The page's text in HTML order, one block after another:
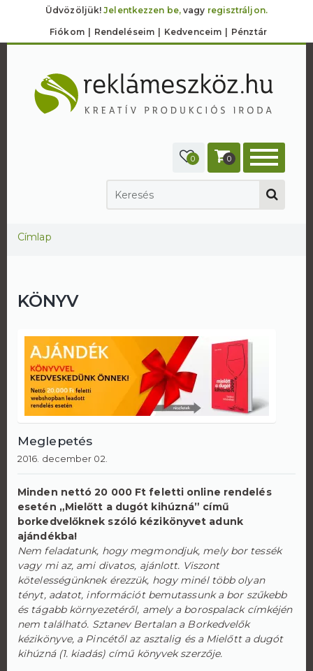
Üdvözöljük!Jelentkezzen be,vagy regisztráljon.
Fiókom Rendeléseim Kedvenceim Pénztár
0 0
Jelenlegi hely
Címlap
KÖNYV
Meglepetés
2016. december 02.
Minden nettó 20 000 Ft feletti online rendelés
esetén „Mielőtt a dugót kihúzná” című
borkedvelőknek szóló kézikönyvet adunk
ajándékba!
Nem feladatunk, hogy megmondjuk, mely bor tessék
vagy mi az, ami divatos, ajánlott. Viszont
kötelességünknek érezzük, hogy minél több olyan
tényt, adatot, információt bemutassunk a bor szűkebb
és tágabb környezetéről, amely a borospalack címkéjén
nem található. Sztanev Bertalan a Borkedvelők
kézikönyve, a Pincétől az asztalig és a Mielőtt a dugót
kihúzná (1. kiadás) című könyvek szerzője.